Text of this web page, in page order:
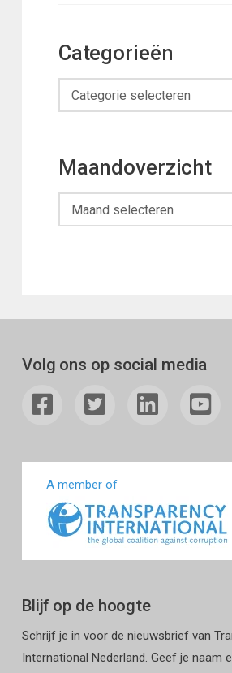
Categorieën
Categorieën
Maandoverzicht
Maandoverzicht
Volg ons op social media
A member of
Blijf op de hoogte
Schrijf je in voor de nieuwsbrief van
International Nederland. Geef je naam